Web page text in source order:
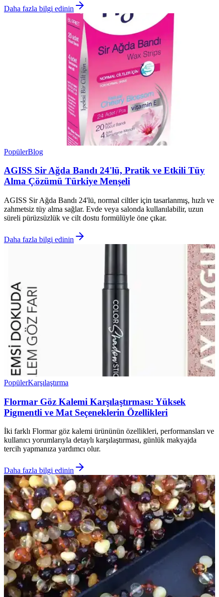
Daha fazla bilgi edinin
PopülerBlog
AGISS Sir Ağda Bandı 24'lü, Pratik ve Etkili Tüy
Alma Çözümü Türkiye Menşeli
AGISS Sir Ağda Bandı 24'lü, normal ciltler için tasarlanmış, hızlı ve
zahmetsiz tüy alma sağlar. Evde veya salonda kullanılabilir, uzun
süreli pürüzsüzlük ve cilt dostu formülüyle öne çıkar.
Daha fazla bilgi edinin
PopülerKarşılaştırma
Flormar Göz Kalemi Karşılaştırması: Yüksek
Pigmentli ve Mat Seçeneklerin Özellikleri
İki farklı Flormar göz kalemi ürününün özellikleri, performansları ve
kullanıcı yorumlarıyla detaylı karşılaştırması, günlük makyajda
tercih yapmanıza yardımcı olur.
Daha fazla bilgi edinin